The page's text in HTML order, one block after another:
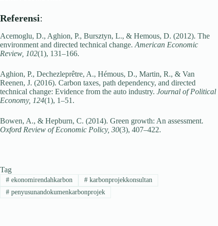
Referensi:
Acemoglu, D., Aghion, P., Bursztyn, L., & Hemous, D. (2012). The
environment and directed technical change. American Economic
Review, 102(1), 131–166.
Aghion, P., Dechezleprêtre, A., Hémous, D., Martin, R., & Van
Reenen, J. (2016). Carbon taxes, path dependency, and directed
technical change: Evidence from the auto industry. Journal of Political
Economy, 124(1), 1–51.
Bowen, A., & Hepburn, C. (2014). Green growth: An assessment.
Oxford Review of Economic Policy, 30(3), 407–422.
Tag
#ekonomirendahkarbon #karbonprojekkonsultan
#penyusunandokumenkarbonprojek